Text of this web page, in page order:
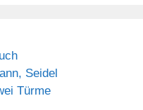
Seidel
Türme